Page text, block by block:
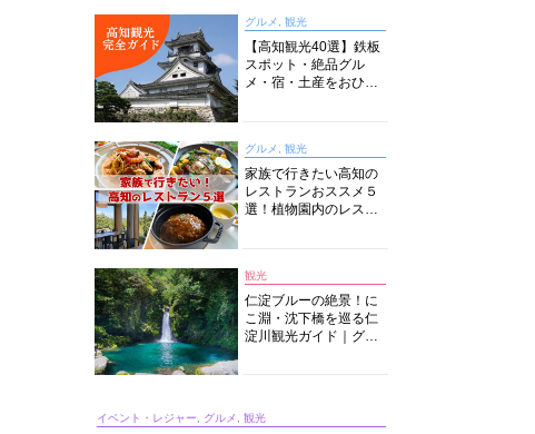
グルメ, 観光
【高知観光40選】鉄板
スポット・絶品グル
メ・宿・土産をおひと
グルメ, 観光
家族で行きたい高知の
レストランおススメ５
選！植物園内のレスト
観光
仁淀ブルーの絶景！に
こ淵・沈下橋を巡る仁
淀川観光ガイド｜グル
イベント・レジャー, グルメ, 観光